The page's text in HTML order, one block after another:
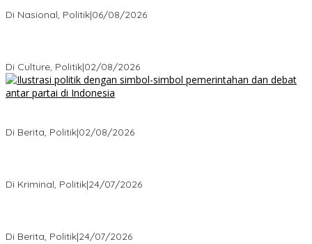
Di Nasional, Politik|06/08/2026
Di Culture, Politik|02/08/2026
Di Berita, Politik|02/08/2026
Di Kriminal, Politik|24/07/2026
Di Berita, Politik|24/07/2026